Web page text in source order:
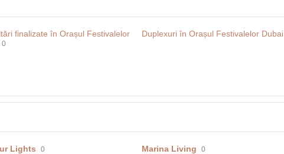
finalizate în Orașul Festivalelor
0
Duplexuri în Orașul Festivalelor Dubai
Lights 0 Marina Living 0